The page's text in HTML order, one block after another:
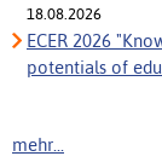
18.08.2026
ECER 2026
potentials of
mehr...